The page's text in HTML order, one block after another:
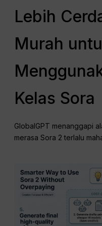
Lebih
Murah
Kelas Sora
GlobalGPT menanggapi
merasa Sora 2 terlalu